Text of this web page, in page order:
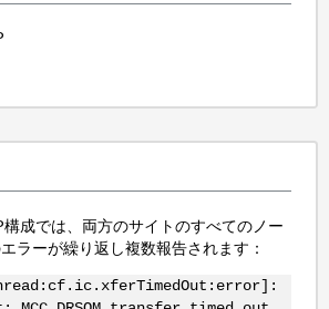
成では、両方のサイトのすべてのノー
ラーが繰り返し複数報告されます：